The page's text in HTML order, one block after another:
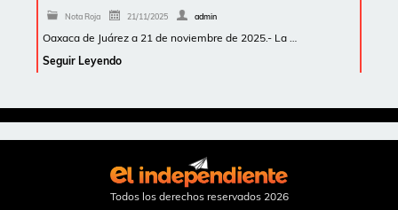
Nota Roja 21/11/2025 admin
Oaxaca de Juárez a 21 de noviembre de 2025.- La …
Seguir Leyendo
Todos los derechos reservados 2026